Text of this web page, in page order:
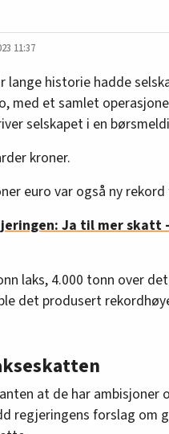
11:37
historie hadde
med et samlet
selskapet i en
kroner.
euro var også ny
Ja til mer skatt
laks, 4.000 tonn over
det produsert
at de har ambisjoner
regjeringens forslag om